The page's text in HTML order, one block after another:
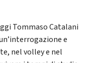
Tommaso Catalani
e
nel volley e nel